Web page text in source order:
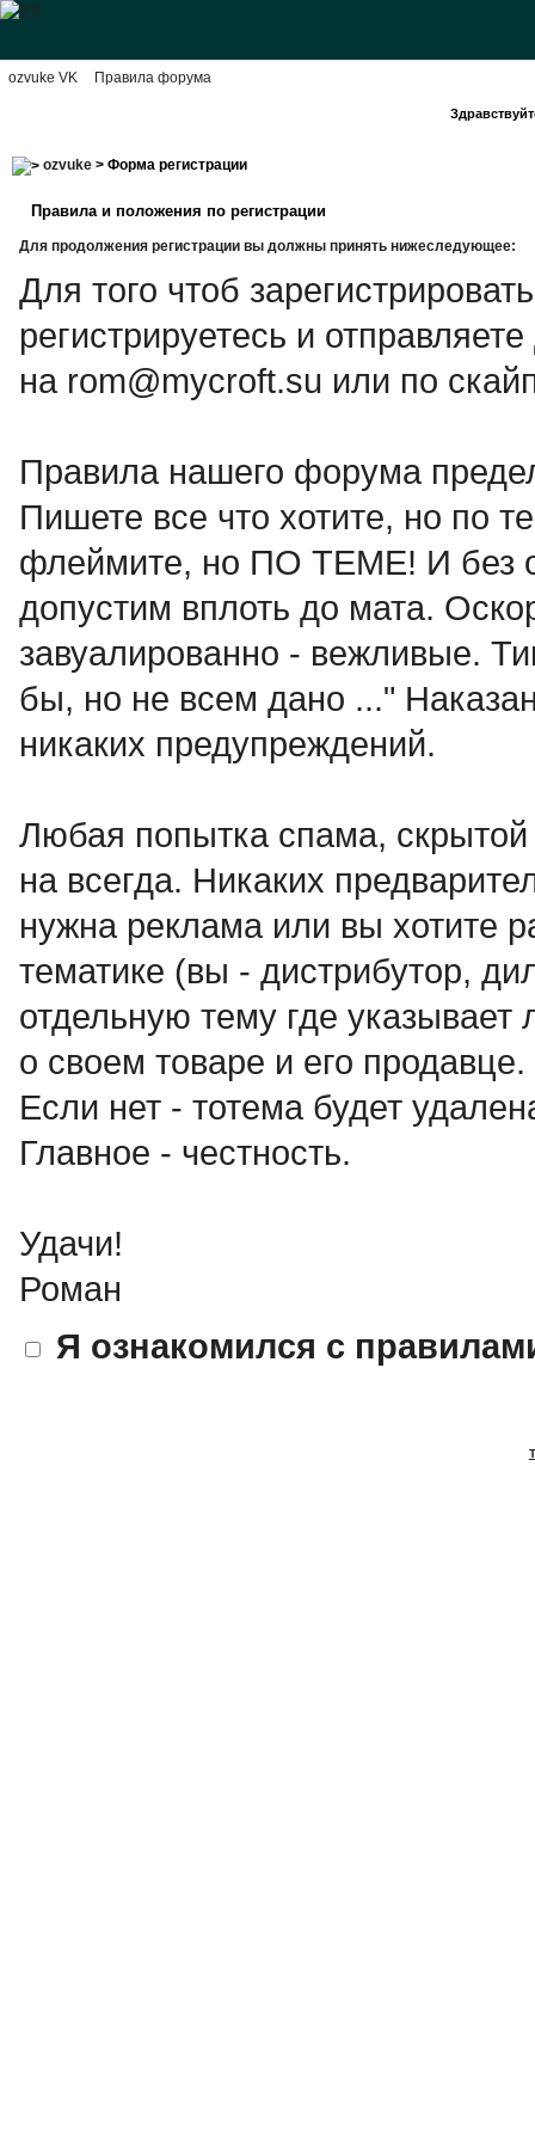
ozvuke VK Правила форума
ozvuke> Форма регистрации
Правила и положения по регистрации
Для продолжения регистрации вы должны принять нижеследующее:
Для того чтоб
регистрируетесь и
на rom@mycroft.su или по
Правила нашего форума
Пишете все что хотите, но по
флеймите, но ПО ТЕМЕ! И без
допустим вплоть до мата.
завуалированно - вежливые.
бы, но не всем дано ..."
никаких предупреждений.
Любая попытка спама, скрытой
на всегда. Никаких
нужна реклама или вы хотите
тематике (вы - дистрибутор,
отдельную тему где
о своем товаре и его
Если нет - тотема будет
Главное - честность.
Удачи!
Роман
Я ознакомился с